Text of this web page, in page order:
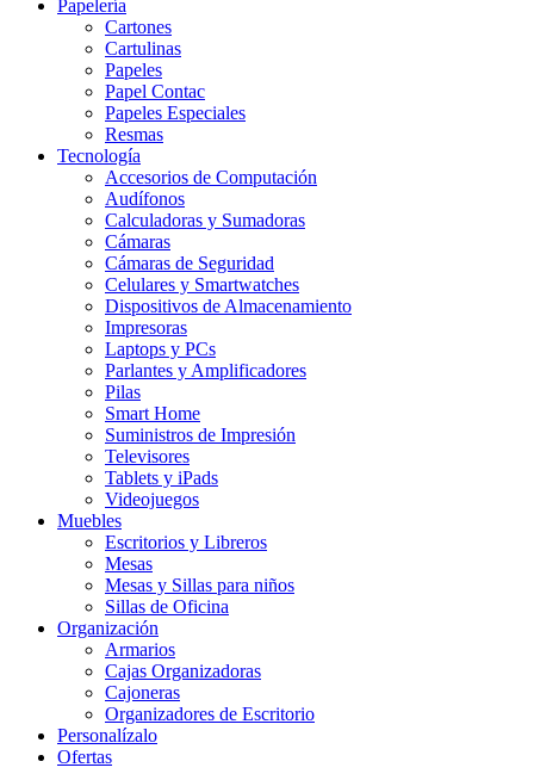
Papelería
Cartones
Cartulinas
Papeles
Papel Contac
Papeles Especiales
Resmas
Tecnología
Accesorios de Computación
Audífonos
Calculadoras y Sumadoras
Cámaras
Cámaras de Seguridad
Celulares y Smartwatches
Dispositivos de Almacenamiento
Impresoras
Laptops y PCs
Parlantes y Amplificadores
Pilas
Smart Home
Suministros de Impresión
Televisores
Tablets y iPads
Videojuegos
Muebles
Escritorios y Libreros
Mesas
Mesas y Sillas para niños
Sillas de Oficina
Organización
Armarios
Cajas Organizadoras
Cajoneras
Organizadores de Escritorio
Personalízalo
Ofertas